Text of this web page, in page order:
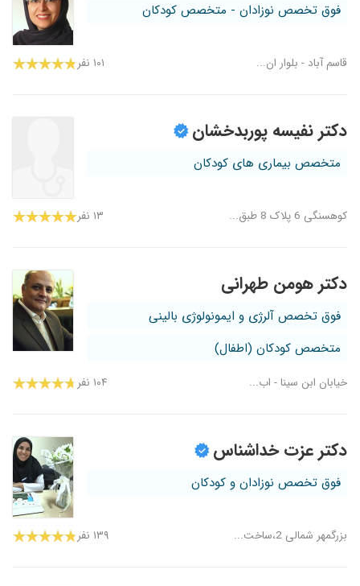
فوق تخصص نوزادان - متخصص کودکان
قاسم آباد - بلوار ان... ۱۰۱ نفر
دکتر نفیسه پوربدخشان
متخصص بیماری های کودکان
کوهسنگی 6 پلاک 8 طبق... ۱۳ نفر
دکتر هومن طهرانی
فوق تخصص آلرژی و ایمونولوژی بالینی
متخصص کودکان (اطفال)
خیابان ابن سینا - اب... ۱۰۴ نفر
دکتر عزت خداشناس
فوق تخصص نوزادان و کودکان
بزرگمهر شمالی 2،ساخت... ۱۳۹ نفر